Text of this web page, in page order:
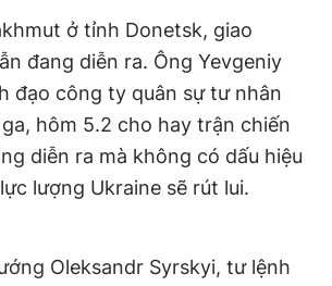
ở tỉnh Donetsk, giao
đang diễn ra. Ông Yevgeniy
đạo công ty quân sự tư nhân
hôm 5.2 cho hay trận chiến
diễn ra mà không có dấu hiệu
lượng Ukraine sẽ rút lui.
Oleksandr Syrskyi, tư lệnh